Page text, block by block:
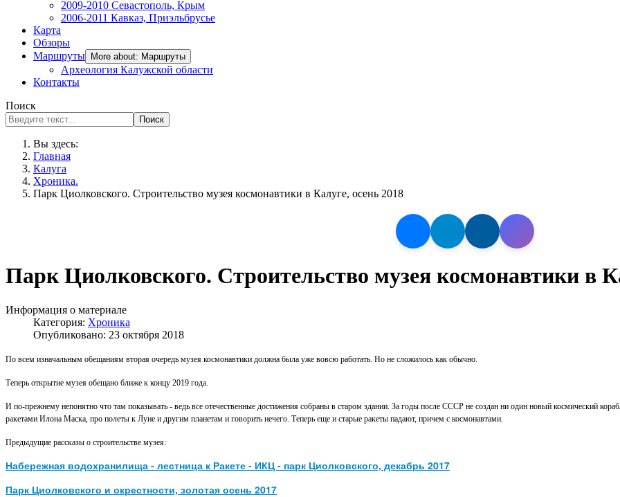
2009-2010 Севастополь, Крым
2006-2011 Кавказ, Приэльбрусье
Карта
Обзоры
Маршруты
More about: Маршруты
Археология Калужской области
Контакты
Поиск
Поиск
Вы здесь:
Главная
Калуга
Хроника.
Парк Циолковского. Строительство музея космонавтики в Калуге, осень 2018
Парк Циолковского. Строительство музея космонавтики в
Информация о материале
Категория: Хроника
Опубликовано: 23 октября 2018
По всем изначальным обещаниям вторая очередь музея космонавтики должна была уже вовсю работать. Но не сложилось как обычно.
Теперь открытие музея обещано ближе к концу 2019 года.
И по-прежнему непонятно что там показывать - ведь все отечественные достижения собраны в старом здании. За годы после СССР не создан ни один новый космический
ракетами Илона Маска, про полеты к Луне и другим планетам и говорить нечего. Теперь еще и старые ракеты падают, причем с космонавтами.
Предыдущие рассказы о строительстве музея:
Набережная водохранилища - лестница к Ракете - ИКЦ - парк Циолковского, декабрь 2017
Парк Циолковского и окрестности, золотая осень 2017